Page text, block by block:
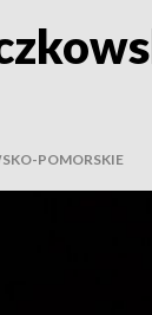
POMORSKIE